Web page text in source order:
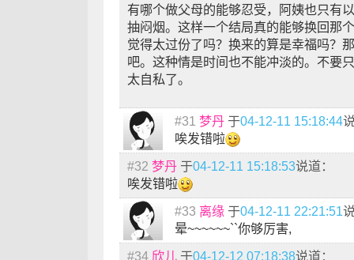
有哪个做父母的能够忍受，阿姨也只有
抽闷烟。这样一个结局真的能够换回那
觉得太过份了吗？换来的算是幸福吗？
吧。这种情是时间也不能冲淡的。不要
太自私了。
#31 梦丹 于04-12-11 15:18:44
唉发错啦
#32 梦丹 于04-12-11 15:18:53说道：
唉发错啦
#33 离缘 于04-12-11 22:21:51
晕~~~~~~``你够厉害,
#34 欣儿 于04-12-12 07:18:38说道：